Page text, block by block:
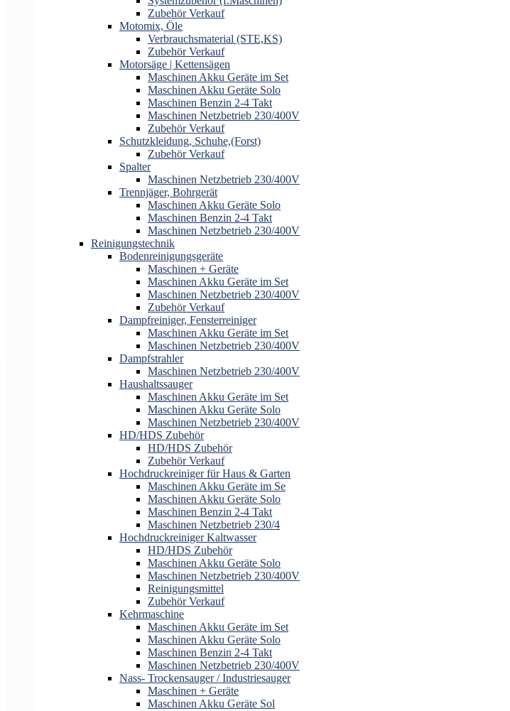
Zubehör Verkauf
Motomix, Öle
Verbrauchsmaterial (STE,KS)
Zubehör Verkauf
Motorsäge | Kettensägen
Maschinen Akku Geräte im Set
Maschinen Akku Geräte Solo
Maschinen Benzin 2-4 Takt
Maschinen Netzbetrieb 230/400V
Zubehör Verkauf
Schutzkleidung, Schuhe,(Forst)
Zubehör Verkauf
Spalter
Maschinen Netzbetrieb 230/400V
Trennjäger, Bohrgerät
Maschinen Akku Geräte Solo
Maschinen Benzin 2-4 Takt
Maschinen Netzbetrieb 230/400V
Reinigungstechnik
Bodenreinigungsgeräte
Maschinen + Geräte
Maschinen Akku Geräte im Set
Maschinen Netzbetrieb 230/400V
Zubehör Verkauf
Dampfreiniger, Fensterreiniger
Maschinen Akku Geräte im Set
Maschinen Netzbetrieb 230/400V
Dampfstrahler
Maschinen Netzbetrieb 230/400V
Haushaltssauger
Maschinen Akku Geräte im Set
Maschinen Akku Geräte Solo
Maschinen Netzbetrieb 230/400V
HD/HDS Zubehör
HD/HDS Zubehör
Zubehör Verkauf
Hochdruckreiniger für Haus & Garten
Maschinen Akku Geräte im Se
Maschinen Akku Geräte Solo
Maschinen Benzin 2-4 Takt
Maschinen Netzbetrieb 230/4
Hochdruckreiniger Kaltwasser
HD/HDS Zubehör
Maschinen Akku Geräte Solo
Maschinen Netzbetrieb 230/400V
Reinigungsmittel
Zubehör Verkauf
Kehrmaschine
Maschinen Akku Geräte im Set
Maschinen Akku Geräte Solo
Maschinen Benzin 2-4 Takt
Maschinen Netzbetrieb 230/400V
Nass- Trockensauger / Industriesauger
Maschinen + Geräte
Maschinen Akku Geräte Sol